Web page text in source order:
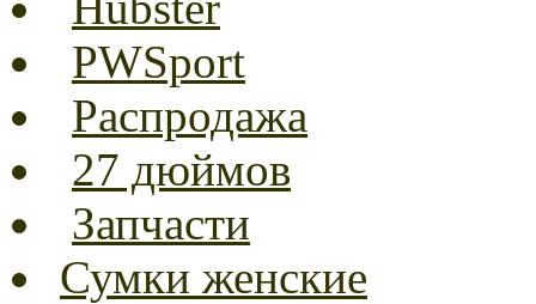
PWSport
Распродажа
27 дюймов
Запчасти
Сумки женские